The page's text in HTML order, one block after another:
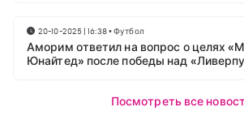
20-10-2025 | 16:38•Футбол
Аморим ответил на вопрос о целях
Юнайтед» после победы над
Посмотреть все